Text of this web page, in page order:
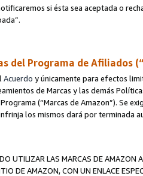
si ésta sea aceptada o
del Programa de Afiliados
Acuerdo y únicamente para efectos
de Marcas y las demás
(“Marcas de Amazon”). Se
los mismos dará por terminada
UTILIZAR LAS MARCAS DE
DE AMAZON, CON UN ENLACE